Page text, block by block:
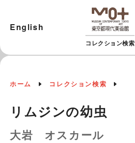
コレクション検索
English
ホーム コレクション検索
リムジンの幼虫
大岩 オスカール